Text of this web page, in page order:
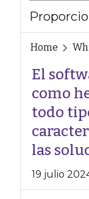
Home
El
como
todo
las
19 julio